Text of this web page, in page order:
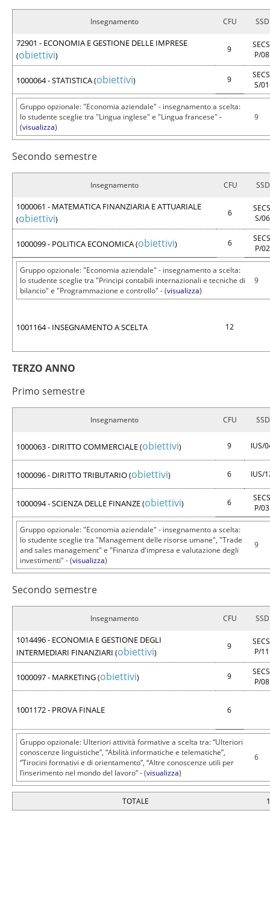
Insegnamento CFU SSD
72901 - ECONOMIA E GESTIONE DELLE IMPRESE
(obiettivi)
9
P/
1000064 - STATISTICA(obiettivi) 9
S/
Gruppo opzionale: "Economia aziendale" - insegnamento a scelta:
lo studente sceglie tra "Lingua inglese" e "Lingua francese" -
(visualizza)
9
Secondo semestre
Insegnamento CFU SSD
1000061 - MATEMATICA FINANZIARIA E ATTUARIALE
(obiettivi)
6
S/
1000099 - POLITICA ECONOMICA(obiettivi) 6
P/
Gruppo opzionale: "Economia aziendale" - insegnamento a scelta:
lo studente sceglie tra "Principi contabili internazionali e tecniche di
bilancio" e "Programmazione e controllo" - (visualizza)
9
1001164 - INSEGNAMENTO A SCELTA 12
TERZO ANNO
Primo semestre
Insegnamento CFU SSD
1000063 - DIRITTO COMMERCIALE(obiettivi) 9 IUS/
1000096 - DIRITTO TRIBUTARIO(obiettivi) 6 IUS/
1000094 - SCIENZA DELLE FINANZE(obiettivi) 6
P/
Gruppo opzionale: "Economia aziendale" - insegnamento a scelta:
lo studente sceglie tra "Management delle risorse umane", "Trade
and sales management" e "Finanza d'impresa e valutazione degli
investimenti" - (visualizza)
9
Secondo semestre
Insegnamento CFU SSD
1014496 - ECONOMIA E GESTIONE DEGLI
INTERMEDIARI FINANZIARI (obiettivi)
9
P/
1000097 - MARKETING(obiettivi) 9
P/
1001172 - PROVA FINALE 6
Gruppo opzionale: Ulteriori attività formative a scelta tra: “Ulteriori
conoscenze linguistiche”, “Abilità informatiche e telematiche”,
“Tirocini formativi e di orientamento”, “Altre conoscenze utili per
l’inserimento nel mondo del lavoro” - (visualizza)
6
TOTALE